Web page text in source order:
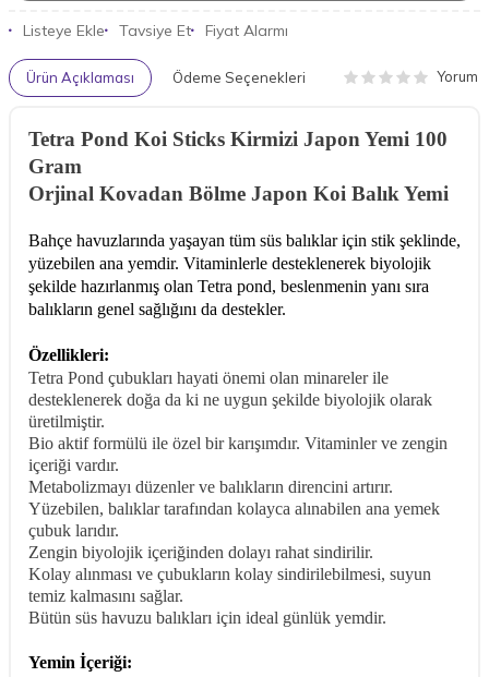
Listeye Ekle Tavsiye Et Fiyat Alarmı
Ürün Açıklaması Ödeme Seçenekleri Yorum
Tetra Pond Koi Sticks Kirmizi Japon Yemi 100
Gram
Orjinal Kovadan Bölme Japon Koi Balık Yemi
Bahçe havuzlarında yaşayan tüm süs balıklar için stik şeklinde,
yüzebilen ana yemdir. Vitaminlerle desteklenerek biyolojik
şekilde hazırlanmış olan Tetra pond, beslenmenin yanı sıra
balıkların genel sağlığını da destekler.
Özellikleri:
Tetra Pond çubukları hayati önemi olan minareler ile
desteklenerek doğa da ki ne uygun şekilde biyolojik olarak
üretilmiştir.
Bio aktif formülü ile özel bir karışımdır. Vitaminler ve zengin
içeriği vardır.
Metabolizmayı düzenler ve balıkların direncini artırır.
Yüzebilen, balıklar tarafından kolayca alınabilen ana yemek
çubuk larıdır.
Zengin biyolojik içeriğinden dolayı rahat sindirilir.
Kolay alınması ve çubukların kolay sindirilebilmesi, suyun
temiz kalmasını sağlar.
Bütün süs havuzu balıkları için ideal günlük yemdir.
Yemin İçeriği: